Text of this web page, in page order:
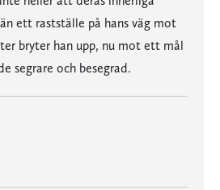
ett rastställe på hans väg mot
bryter han upp, nu mot ett mål
segrare och besegrad.